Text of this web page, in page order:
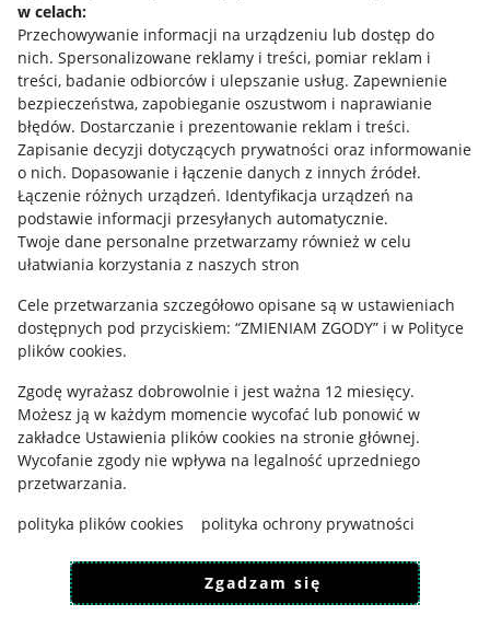
w celach:
Przechowywanie informacji na urządzeniu lub dostęp do
nich. Spersonalizowane reklamy i treści, pomiar reklam i
treści, badanie odbiorców i ulepszanie usług. Zapewnienie
bezpieczeństwa, zapobieganie oszustwom i naprawianie
błędów. Dostarczanie i prezentowanie reklam i treści.
Zapisanie decyzji dotyczących prywatności oraz informowanie
o nich. Dopasowanie i łączenie danych z innych źródeł.
Łączenie różnych urządzeń. Identyfikacja urządzeń na
podstawie informacji przesyłanych automatycznie.
Twoje dane personalne przetwarzamy również w celu
ułatwiania korzystania z naszych stron
Cele przetwarzania szczegółowo opisane są w ustawieniach
dostępnych pod przyciskiem: “ZMIENIAM ZGODY” i w Polityce
plików cookies.
Zgodę wyrażasz dobrowolnie i jest ważna 12 miesięcy.
Możesz ją w każdym momencie wycofać lub ponowić w
zakładce Ustawienia plików cookies na stronie głównej.
Wycofanie zgody nie wpływa na legalność uprzedniego
przetwarzania.
polityka plików cookies
polityka ochrony prywatności
Zgadzam się
Allegro Gadane dla sprzedających
Allegro Gadane dla kupujących
Mapa miejscowości
Informacje prawne
Regulamin
Polityka plików "cookies"
Ustawienia plików "cookies"
Udostępnianie lokalizacji
Informacje dla Aktu o Usługach Cyfrowych
Pobierz aplikację